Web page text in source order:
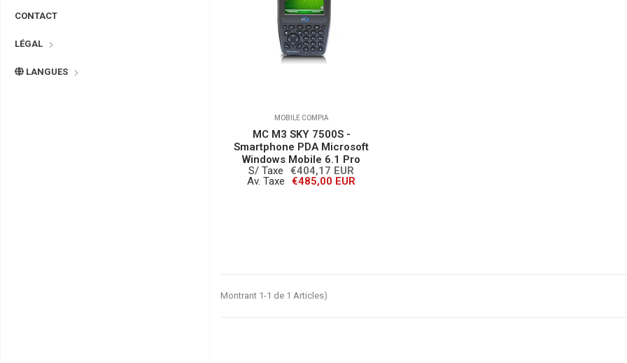
CONTACT
LÉGAL
LANGUES
MOBILE COMPIA
MC M3 SKY 7500S -
Smartphone PDA Microsoft
Windows Mobile 6.1 Pro
S/ Taxe
€404,17 EUR
Av. Taxe
€485,00 EUR
Montrant 1-1 de 1 Articles)